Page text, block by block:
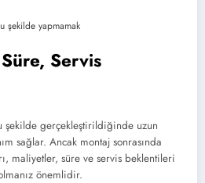
şekilde yapmamak
Servis
şekilde gerçekleştirildiğinde uzun
sağlar. Ancak montaj sonrasında
maliyetler, süre ve servis beklentileri
önemlidir.